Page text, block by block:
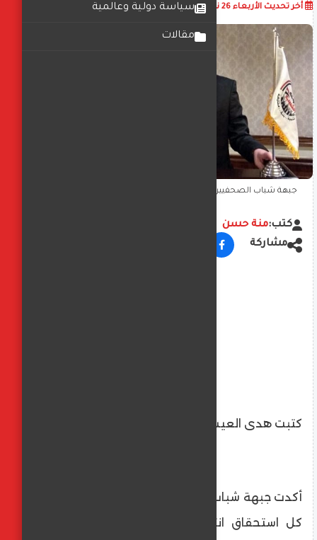
سياسة دولية وعالمية
مقالات
أخر تحديث الأربعاء 26 نوفمبر 2025 05:43:34 م
جبهة شباب الصحفيين: وزارة الداخلية نموذج يحتذى به في تأمين
كتب:منة حسن
مشاركة
كتبت هدى العيسوى
أكدت جبهة شباب الصحفيين أن الأنظار تتجه مع
كل استحقاق انتخابي إلى المؤسسات القادرة